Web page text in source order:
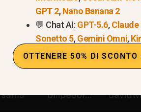
GPT 2,Nano Banana 2
💬 Chat AI: GPT-5.6,Claude
Sonetto 5,Gemini Omni,
OTTENERE 50% DI